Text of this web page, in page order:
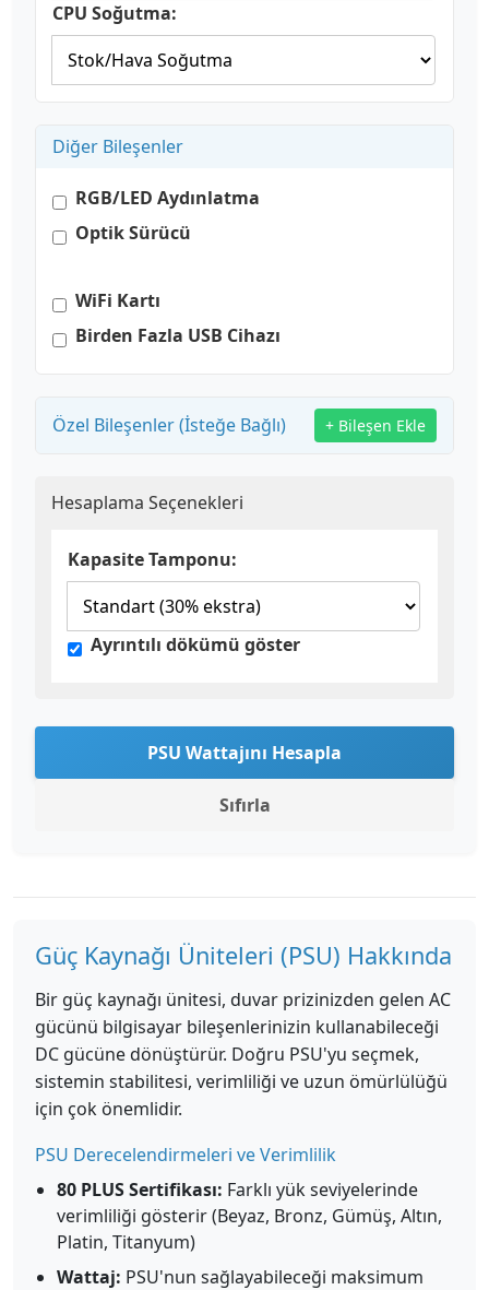
CPU Soğutma:
Diğer Bileşenler
RGB/LED Aydınlatma
Optik Sürücü
WiFi Kartı
Birden Fazla USB Cihazı
Özel Bileşenler (İsteğe Bağlı) + Bileşen Ekle
Hesaplama Seçenekleri
Kapasite Tamponu:
Ayrıntılı dökümü göster
PSU Wattajını Hesapla
Sıfırla
Güç Kaynağı Üniteleri (PSU) Hakkında
Bir güç kaynağı ünitesi, duvar prizinizden gelen AC
gücünü bilgisayar bileşenlerinizin kullanabileceği
DC gücüne dönüştürür. Doğru PSU'yu seçmek,
sistemin stabilitesi, verimliliği ve uzun ömürlülüğü
için çok önemlidir.
PSU Derecelendirmeleri ve Verimlilik
80 PLUS Sertifikası: Farklı yük seviyelerinde
verimliliği gösterir (Beyaz, Bronz, Gümüş, Altın,
Platin, Titanyum)
Wattaj: PSU'nun sağlayabileceği maksimum